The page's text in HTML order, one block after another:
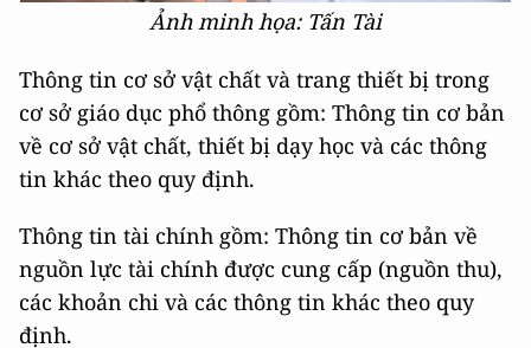
Ảnh minh họa: Tấn Tài
Thông tin cơ sở vật chất và trang thiết bị trong
cơ sở giáo dục phổ thông gồm: Thông tin cơ bản
về cơ sở vật chất, thiết bị dạy học và các thông
tin khác theo quy định.
Thông tin tài chính gồm: Thông tin cơ bản về
nguồn lực tài chính được cung cấp (nguồn thu),
các khoản chi và các thông tin khác theo quy
định.